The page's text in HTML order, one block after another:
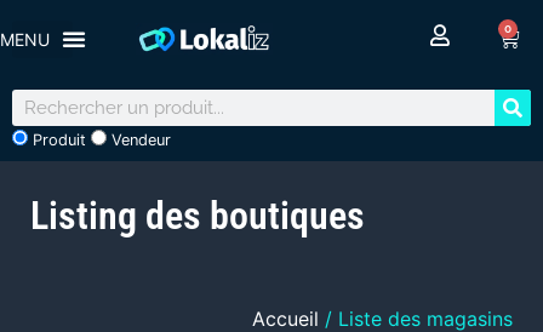
0
Produit Vendeur
Listing des boutiques
Accueil / Liste des magasins